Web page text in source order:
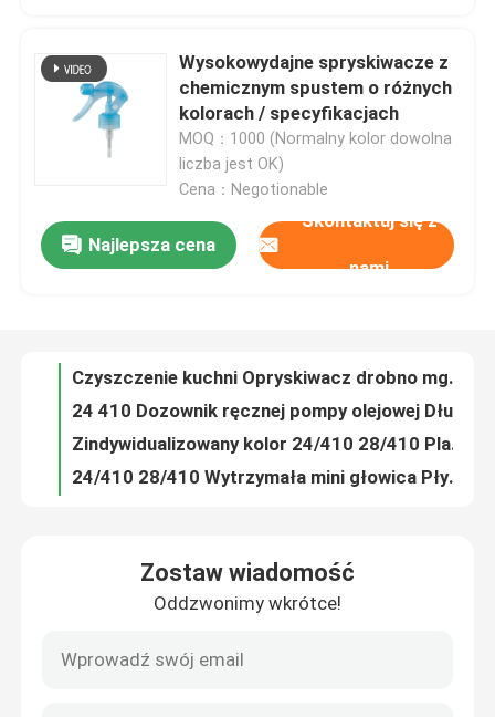
Dom
Produkty
Skontaktuj się z nami
Wysokowydajne spryskiwacze z
chemicznym spustem o różnych
kolorach / specyfikacjach
MOQ：1000 (Normalny kolor dowolna
liczba jest OK)
Cena：Negotionable
Najlepsza cena
Skontaktuj się z
nami
Opryskiwacz ręczny z tworzywa sztucznego Pp Rozpylacz odporny na działanie kwasów Nie rozlany
24/410 28/410 Wytrzymała mini głowica Płytkowa pompa rozpylająca do butelki w ogrodzie kuchennym
Wielokrotny kolor 24/410 28/410 Duża powierzchnia atomizacji Plastikowe butelki z mgły
Zindywidualizowany kolor 24/410 28/410 Plastikowy opryskiwacz do mycia butelek
Multistyle 24/410 28/410 Eco Mini Head Plastic Trigger Sprayer Pump Do Oczyszczania Woda
Zostaw wiadomość
Oddzwonimy wkrótce!